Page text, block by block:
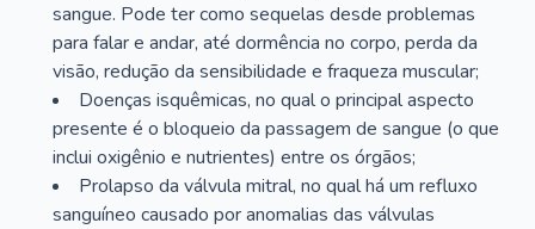
sangue. Pode ter como sequelas desde problemas
para falar e andar, até dormência no corpo, perda da
visão, redução da sensibilidade e fraqueza muscular;
Doenças isquêmicas, no qual o principal aspecto
presente é o bloqueio da passagem de sangue (o que
inclui oxigênio e nutrientes) entre os órgãos;
Prolapso da válvula mitral, no qual há um refluxo
sanguíneo causado por anomalias das válvulas